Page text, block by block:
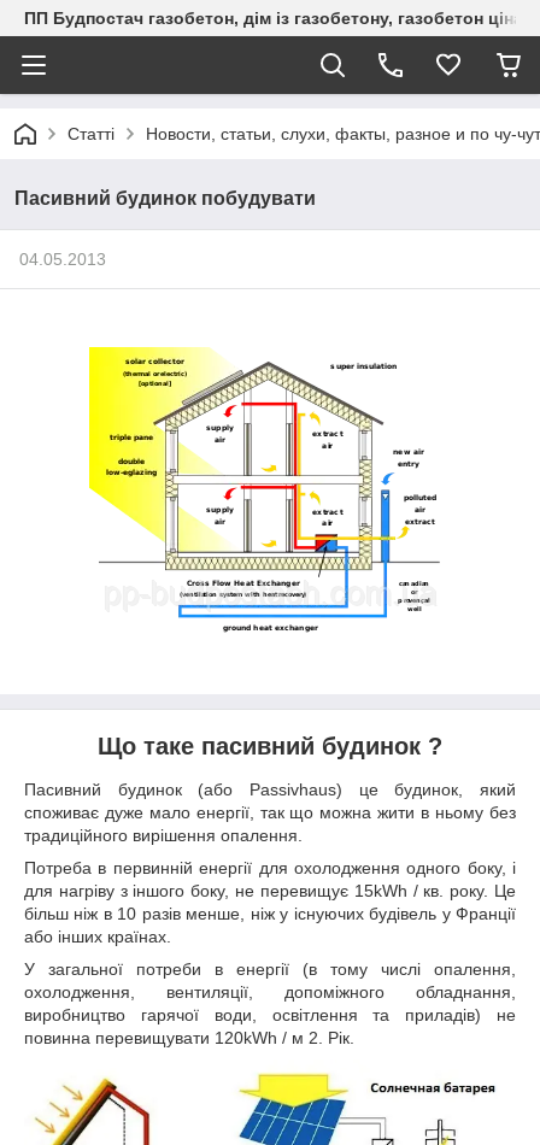
ПП Будпостач газобетон, дім із газобетону, газобетон
Статті Новости, статьи, слухи, факты, разное и по чу-
Пасивний будинок побудувати
04.05.2013
Що таке пасивний будинок ?
Пасивний будинок (або Passivhaus) це будинок, який
споживає дуже мало енергії, так що можна жити в ньому без
традиційного вирішення опалення.
Потреба в первинній енергії для охолодження одного боку, і
для нагріву з іншого боку, не перевищує 15kWh / кв. року. Це
більш ніж в 10 разів менше, ніж у існуючих будівель у Франції
або інших країнах.
У загальної потреби в енергії (в тому числі опалення,
охолодження, вентиляції, допоміжного обладнання,
виробництво гарячої води, освітлення та приладів) не
повинна перевищувати 120kWh / м 2. Рік.